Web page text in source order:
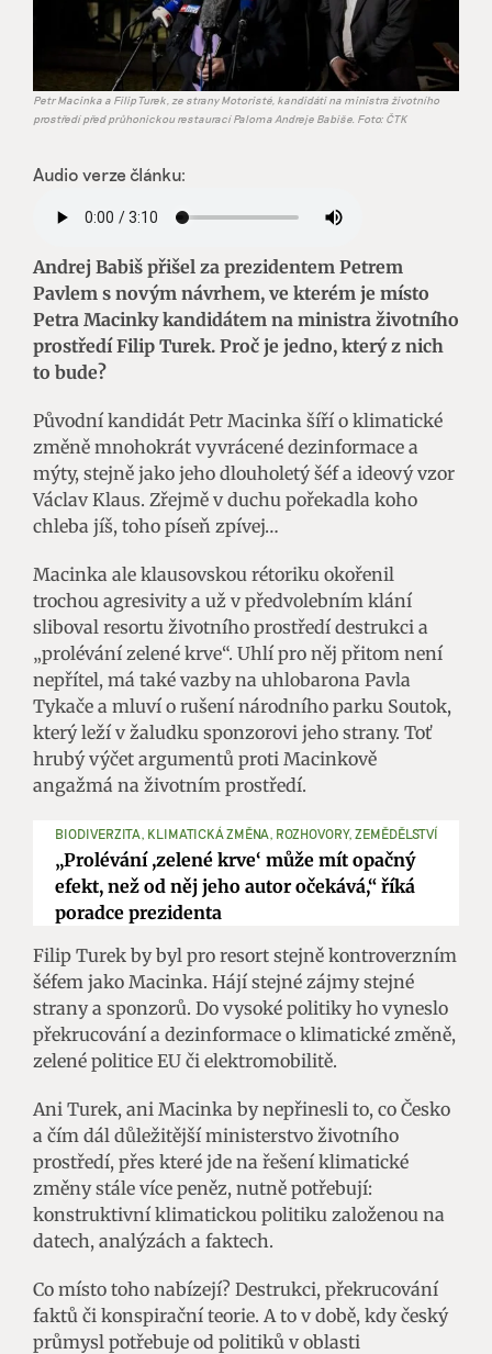
Petr Macinka a Filip Turek, ze strany Motoristé, kandidáti na ministra životního
prostředí před průhonickou restaurací Paloma Andreje Babiše. Foto: ČTK
Audio verze článku:
Andrej Babiš přišel za prezidentem Petrem
Pavlem s novým návrhem, ve kterém je místo
Petra Macinky kandidátem na ministra životního
prostředí Filip Turek. Proč je jedno, který z nich
to bude?
Původní kandidát Petr Macinka šíří o klimatické
změně mnohokrát vyvrácené dezinformace a
mýty, stejně jako jeho dlouholetý šéf a ideový vzor
Václav Klaus. Zřejmě v duchu pořekadla koho
chleba jíš, toho píseň zpívej…
Macinka ale klausovskou rétoriku okořenil
trochou agresivity a už v předvolebním klání
sliboval resortu životního prostředí destrukci a
„prolévání zelené krve“. Uhlí pro něj přitom není
nepřítel, má také vazby na uhlobarona Pavla
Tykače a mluví o rušení národního parku Soutok,
který leží v žaludku sponzorovi jeho strany. Toť
hrubý výčet argumentů proti Macinkově
angažmá na životním prostředí.
BIODIVERZITA, KLIMATICKÁ ZMĚNA, ROZHOVORY, ZEMĚDĚLSTVÍ
„Prolévání ,zelené krve‘ může mít opačný
efekt, než od něj jeho autor očekává,“ říká
poradce prezidenta
Filip Turek by byl pro resort stejně kontroverzním
šéfem jako Macinka. Hájí stejné zájmy stejné
strany a sponzorů. Do vysoké politiky ho vyneslo
překrucování a dezinformace o klimatické změně,
zelené politice EU či elektromobilitě.
Ani Turek, ani Macinka by nepřinesli to, co Česko
a čím dál důležitější ministerstvo životního
prostředí, přes které jde na řešení klimatické
změny stále více peněz, nutně potřebují:
konstruktivní klimatickou politiku založenou na
datech, analýzách a faktech.
Co místo toho nabízejí? Destrukci, překrucování
faktů či konspirační teorie. A to v době, kdy český
průmysl potřebuje od politiků v oblasti